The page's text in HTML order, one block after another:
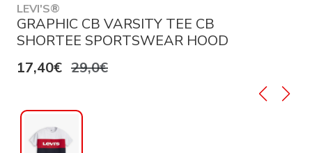
LEVI'S®
GRAPHIC CB VARSITY TEE CB
SHORTEE SPORTSWEAR HOOD
17,40€ 29,0€